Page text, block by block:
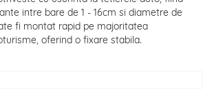
intre bare de 1 - 16cm si diametre de
fi montat rapid pe majoritatea
oferind o fixare stabila.